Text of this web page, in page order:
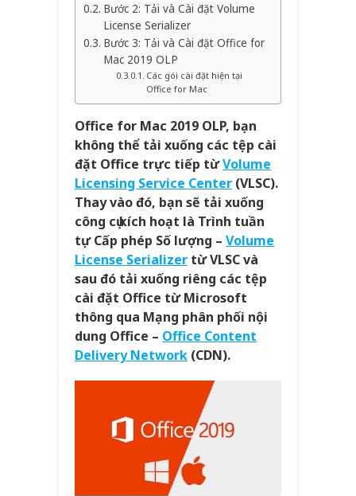
Bước 2: Tải và Cài đặt Volume
License Serializer
Bước 3: Tải và Cài đặt Office for
Mac 2019 OLP
Các gói cài đặt hiện tại
Office for Mac
Office for Mac 2019 OLP, bạn
không thể tải xuống các tệp cài
đặt Office trực tiếp từVolume
Licensing Service Center (VLSC).
Thay vào đó, bạn sẽ tải xuống
công cụ kích hoạt là Trình tuần
tự Cấp phép Số lượng – Volume
License Serializer từ VLSC và
sau đó tải xuống riêng các tệp
cài đặt Office từ Microsoft
thông qua Mạng phân phối nội
dung Office – Office Content
Delivery Network (CDN).